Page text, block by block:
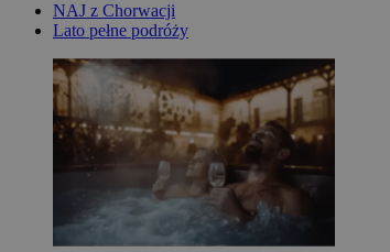
NAJ z Chorwacji
Lato pełne podróży